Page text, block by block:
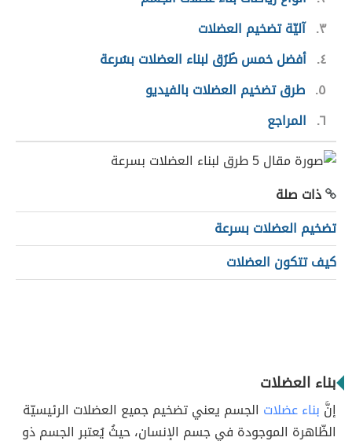
٣ آليّة تضخيم العضلات
٤ أفضل خمس طُرُق لبناء العضلات بسُرعة
٥ طرق تضخيم العضلات بالفيديو
٦ المراجع
ذات صلة
تضخيم العضلات بسرعة
كيف تتكون العضلات
بناء العضلات
إنَّ بناء عضلات الجسم يعني تضخيم جميع العضلات الرئيسيّة
الظّاهرة الموجودة في جسم الإنسان، حيثُ يُعتبر الجسم ذو